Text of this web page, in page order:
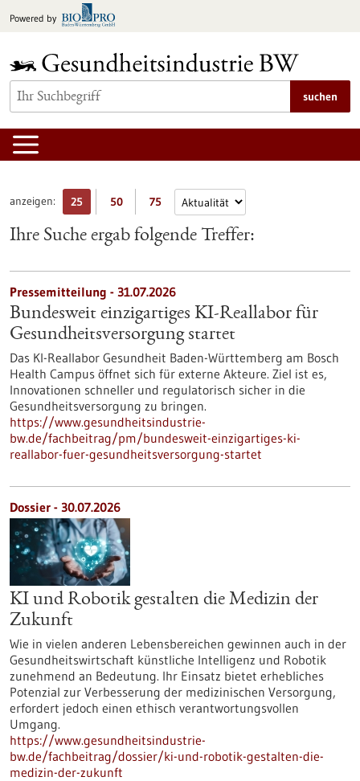
Inhalt
Powered by
suchen
anzeigen: 25 50 75
Ihre Suche ergab folgende Treffer:
Pressemitteilung - 31.07.2026
Bundesweit einzigartiges KI-Reallabor für
Gesundheits­versorgung startet
Das KI-Reallabor Gesundheit Baden-Württemberg am Bosch
Health Campus öffnet sich für externe Akteure. Ziel ist es,
Innovationen schneller und regulatorisch sicher in die
Gesundheitsversorgung zu bringen.
https://www.gesundheitsindustrie-
bw.de/fachbeitrag/pm/bundesweit-einzigartiges-ki-
reallabor-fuer-gesundheitsversorgung-startet
Dossier - 30.07.2026
KI und Robotik gestalten die Medizin der
Zukunft
Wie in vielen anderen Lebensbereichen gewinnen auch in der
Gesundheitswirtschaft künstliche Intelligenz und Robotik
zunehmend an Bedeutung. Ihr Einsatz bietet erhebliches
Potenzial zur Verbesserung der medizinischen Versorgung,
erfordert jedoch einen ethisch verantwortungsvollen
Umgang.
https://www.gesundheitsindustrie-
bw.de/fachbeitrag/dossier/ki-und-robotik-gestalten-die-
medizin-der-zukunft